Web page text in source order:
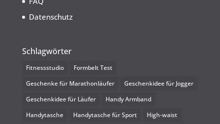
Datenschutz
Schlagwörter
Fitnessstudio
Formbelt Test
Geschenke für Marathonläufer
Geschenkidee für Jogger
Geschenkidee für Läufer
Handy Armband
Handytasche
Handytasche für Sport
High-waist